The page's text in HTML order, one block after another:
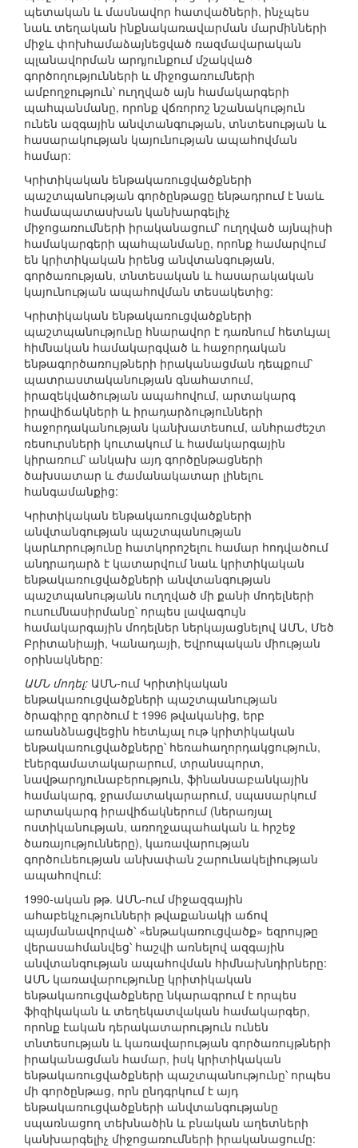
պետական և մասնավոր հատվածների, ինչպես
նաև տեղական ինքնակառավարման մարմինների
միջև փոխհամաձայնեցված ռազմավարական
պլանավորման արդյունքում մշակված
գործողությունների և միջոցառումների
ամբողջություն՝ ուղղված այն համակարգերի
պահպանմանը, որոնք վճռորոշ նշանակություն
ունեն ազգային անվտանգության, տնտեսության և
հասարակության կայունության ապահովման
համար:
Կրիտիկական ենթակառուցվածքների
պաշտպանության գործընթացը ենթադրում է նաև
համապատասխան կանխարգելիչ
միջոցառումների իրականացում՝ ուղղված այնպիսի
համակարգերի պահպանմանը, որոնք համարվում
են կրիտիկական իրենց անվտանգության,
գործառության, տնտեսական և հասարակական
կայունության ապահովման տեսակետից:
Կրիտիկական ենթակառուցվածքների
պաշտպանությունը հնարավոր է դառնում հետևյալ
հիմնական համակարգված և հաջորդական
ենթագործառույթների իրականացման դեպքում՝
պատրաստականության գնահատում,
իրազեկվածության ապահովում, արտակարգ
իրավիճակների և իրադարձությունների
հաջորդականության կանխատեսում, անհրաժեշտ
ռեսուրսների կուտակում և համակարգային
կիրառում՝ անկախ այդ գործընթացների
ծախսատար և ժամանակատար լինելու
հանգամանքից:
Կրիտիկական ենթակառուցվածքների
անվտանգության պաշտպանության
կարևորությունը հատկորոշելու համար հոդվածում
անդրադարձ է կատարվում նաև կրիտիկական
ենթակառուցվածքների անվտանգության
պաշտպանությանն ուղղված մի քանի մոդելների
ուսումնասիրմանը՝ որպես լավագույն
համակարգային մոդելներ ներկայացնելով ԱՄՆ, Մեծ
Բրիտանիայի, Կանադայի, Եվրոպական միության
օրինակները:
ԱՄՆ մոդել: ԱՄՆ-ում Կրիտիկական
ենթակառուցվածքների պաշտպանության
ծրագիրը գործում է 1996 թվականից, երբ
առանձնացվեցին հետևյալ ութ կրիտիկական
ենթակառուցվածքները՝ հեռահաղորդակցություն,
էներգամատակարարում, տրանսպորտ,
նավթարդյունաբերություն, ֆինանսաբանկային
համակարգ, ջրամատակարարում, սպասարկում
արտակարգ իրավիճակներում (ներառյալ
ոստիկանության, առողջապահական և հրշեջ
ծառայությունները), կառավարության
գործունեության անխափան շարունակելիության
ապահովում:
1990-ական թթ. ԱՄՆ-ում միջազգային
ահաբեկչությունների թվաքանակի աճով
պայմանավորված՝ «ենթակառուցվածք» եզրույթը
վերասահմանվեց՝ հաշվի առնելով ազգային
անվտանգության ապահովման հիմնախնդիրները:
ԱՄՆ կառավարությունը կրիտիկական
ենթակառուցվածքները նկարագրում է որպես
ֆիզիկական և տեղեկատվական համակարգեր,
որոնք էական դերակատարություն ունեն
տնտեսության և կառավարության գործառույթների
իրականացման համար, իսկ կրիտիկական
ենթակառուցվածքների պաշտպանությունը՝ որպես
մի գործընթաց, որն ընդգրկում է այդ
ենթակառուցվածքների անվտանգությանը
սպառնացող տեխնածին և բնական աղետների
կանխարգելիչ միջոցառումների իրականացումը: